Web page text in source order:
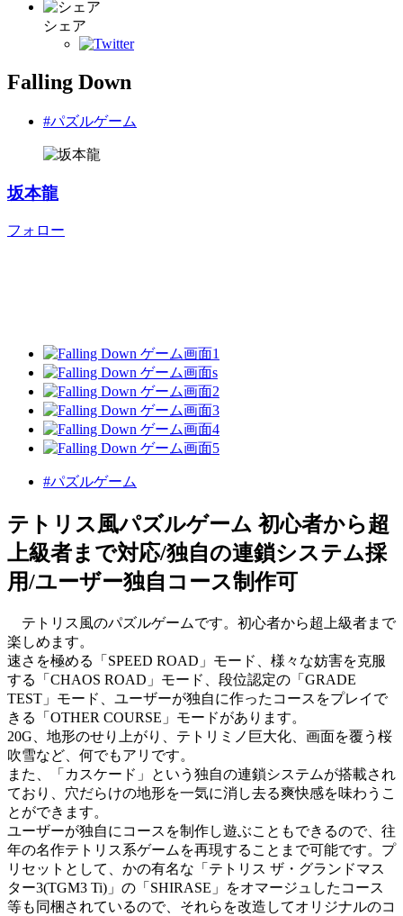
シェア
Falling Down
#パズルゲーム
坂本龍
フォロー
#パズルゲーム
テトリス風パズルゲーム 初心者から超
上級者まで対応/独自の連鎖システム採
用/ユーザー独自コース制作可
テトリス風のパズルゲームです。初心者から超上級者まで
楽しめます。
速さを極める「SPEED ROAD」モード、様々な妨害を克服
する「CHAOS ROAD」モード、段位認定の「GRADE
TEST」モード、ユーザーが独自に作ったコースをプレイで
きる「OTHER COURSE」モードがあります。
20G、地形のせり上がり、テトリミノ巨大化、画面を覆う桜
吹雪など、何でもアリです。
また、「カスケード」という独自の連鎖システムが搭載され
ており、穴だらけの地形を一気に消し去る爽快感を味わうこ
とができます。
ユーザーが独自にコースを制作し遊ぶこともできるので、往
年の名作テトリス系ゲームを再現することまで可能です。プ
リセットとして、かの有名な「テトリス ザ・グランドマス
ター3(TGM3 Ti)」の「SHIRASE」をオマージュしたコース
等も同梱されているので、それらを改造してオリジナルのコ